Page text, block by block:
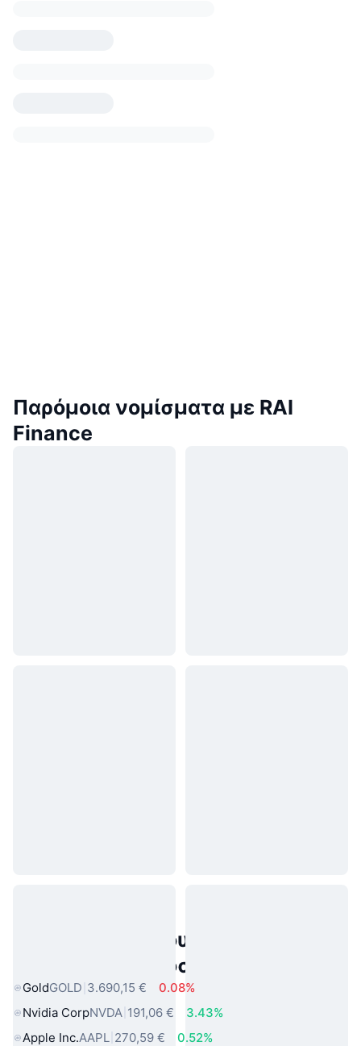
Παρόμοια νομίσματα με RAI
Finance
Δημοφιλή περιουσιακά στοιχεία
πραγματικού κόσμου
GoldGOLD 3.690,15 €
0.08%
Nvidia CorpNVDA 191,06 €
3.43%
Apple Inc.AAPL 270,59 €
0.52%